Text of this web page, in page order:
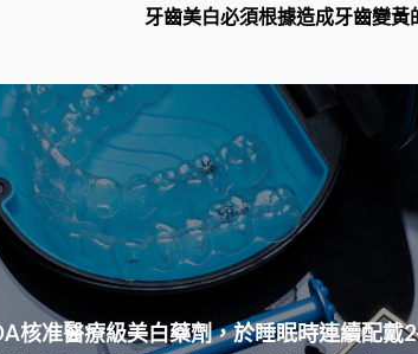
牙齒美白必須根據造成牙齒變
核准醫療級美白藥劑，於睡眠時連續配戴